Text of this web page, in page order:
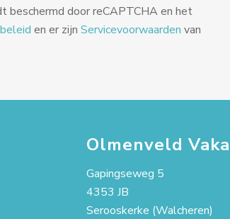
beschermd door reCAPTCHA en het
en er zijn Servicevoorwaarden van
Olmenveld
Gapingseweg 5
4353 JB
Serooskerke (Walcheren)